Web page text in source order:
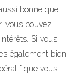
bonne que
vous pouvez
Si vous
également bien
que vous